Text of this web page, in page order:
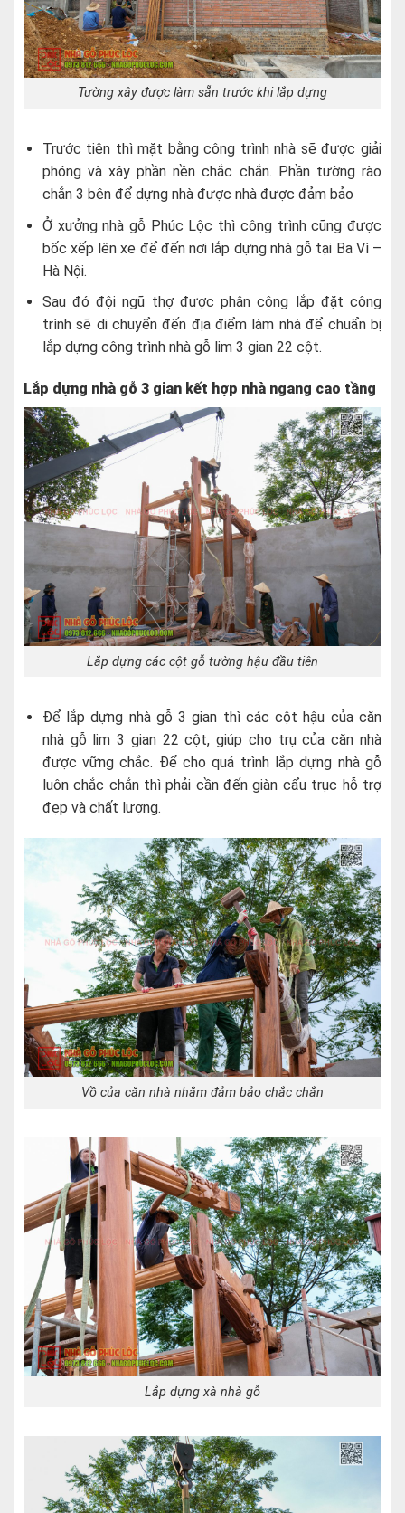
Tường xây được làm sẵn trước khi lắp dựng
Trước tiên thì mặt bằng công trình nhà sẽ được giải
phóng và xây phần nền chắc chắn. Phần tường rào
chắn 3 bên để dựng nhà được nhà được đảm bảo
Ở xưởng nhà gỗ Phúc Lộc thì công trình cũng được
bốc xếp lên xe để đến nơi lắp dựng nhà gỗ tại Ba Vì –
Hà Nội.
Sau đó đội ngũ thợ được phân công lắp đặt công
trình sẽ di chuyển đến địa điểm làm nhà để chuẩn bị
lắp dựng công trình nhà gỗ lim 3 gian 22 cột.
Lắp dựng nhà gỗ 3 gian kết hợp nhà ngang cao tầng
Lắp dựng các cột gỗ tường hậu đầu tiên
Để lắp dựng nhà gỗ 3 gian thì các cột hậu của căn
nhà gỗ lim 3 gian 22 cột, giúp cho trụ của căn nhà
được vững chắc. Để cho quá trình lắp dựng nhà gỗ
luôn chắc chắn thì phải cần đến giàn cẩu trục hỗ trợ
đẹp và chất lượng.
Vồ của căn nhà nhằm đảm bảo chắc chắn
Lắp dựng xà nhà gỗ